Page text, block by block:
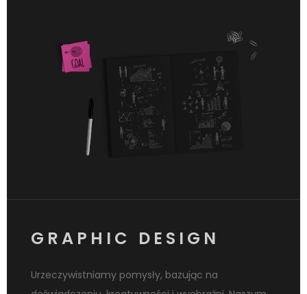
GRAPHIC DESIGN
Urzeczywistniamy pomysły, bazując na